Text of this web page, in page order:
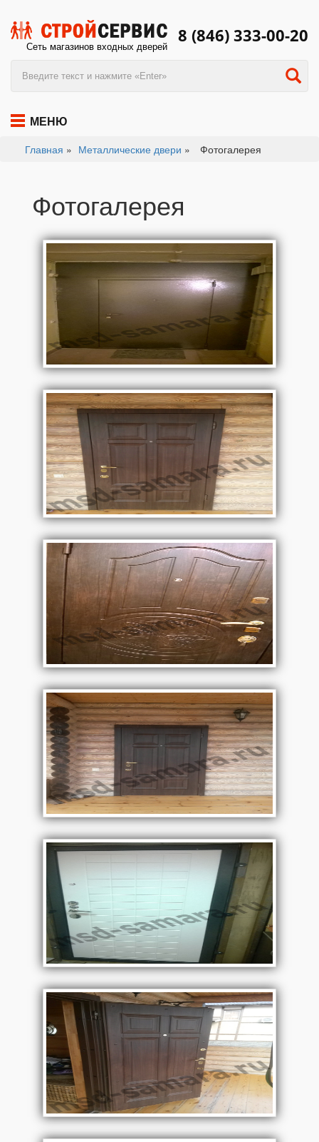
Сеть магазинов входных дверей 8 (846) 333-00-20
МЕНЮ
Главная » Металлические двери » Фотогалерея
Фотогалерея